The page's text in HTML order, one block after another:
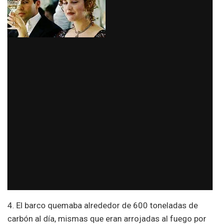
4. El barco quemaba alrededor de 600 toneladas de
carbón al día, mismas que eran arrojadas al fuego por